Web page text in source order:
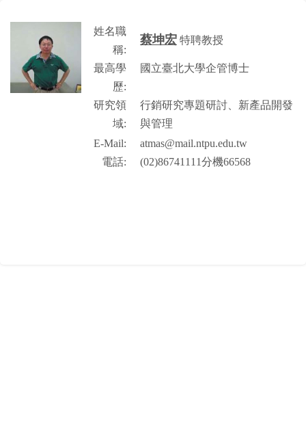
姓名職
稱:
蔡坤宏 特聘教授
最高學
歷:
國立臺北大學企管博士
研究領
域:
行銷研究專題研討、新產品開發
與管理
E-Mail:
atmas@mail.ntpu.edu.tw
電話:
(02)86741111分機66568